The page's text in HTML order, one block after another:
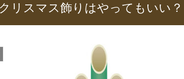
リスマス飾りはやってもいい？